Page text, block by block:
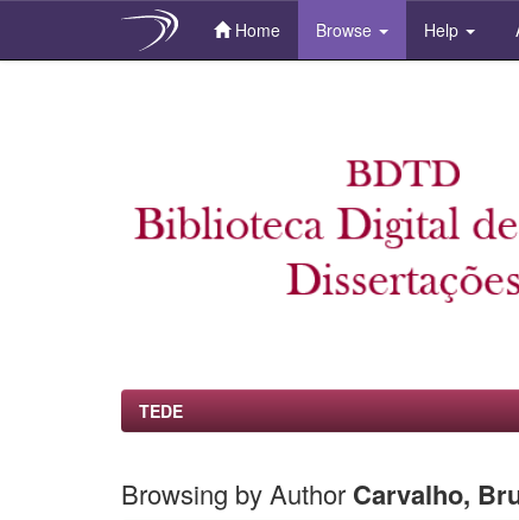
Home Browse Help
TEDE
Browsing by Author Carvalho,